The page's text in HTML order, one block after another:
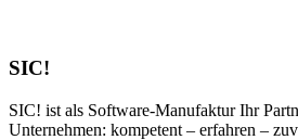
SIC!
SIC! ist als Software-Manufaktur Ihr
Unternehmen: kompetent – erfahren –